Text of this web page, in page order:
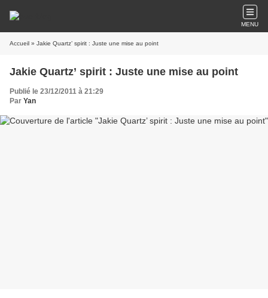
MENU
Accueil » Jakie Quartz’ spirit : Juste une mise au point
Jakie Quartz’ spirit : Juste une mise au point
Publié le 23/12/2011 à 21:29
Par Yan